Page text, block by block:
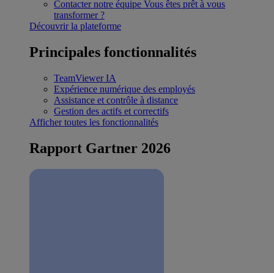
Contacter notre équipe Vous êtes prêt à vous
transformer ?
Découvrir la plateforme
Principales fonctionnalités
TeamViewer IA
Expérience numérique des employés
Assistance et contrôle à distance
Gestion des actifs et correctifs
Afficher toutes les fonctionnalités
Rapport Gartner 2026